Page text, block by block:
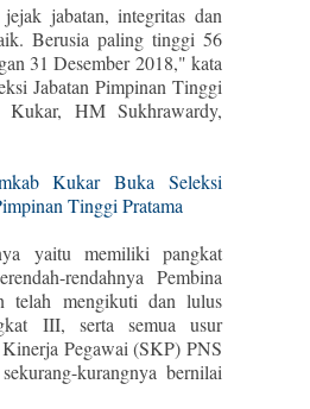
jabatan, integritas dan
Berusia paling tinggi 56
31 Desember 2018," kata
Jabatan Pimpinan Tinggi
Kukar, HM Sukhrawardy,
Kukar Buka Seleksi
Tinggi Pratama
yaitu memiliki pangkat
rendahnya Pembina
telah mengikuti dan lulus
III, serta semua usur
Pegawai (SKP) PNS
kurangnya bernilai